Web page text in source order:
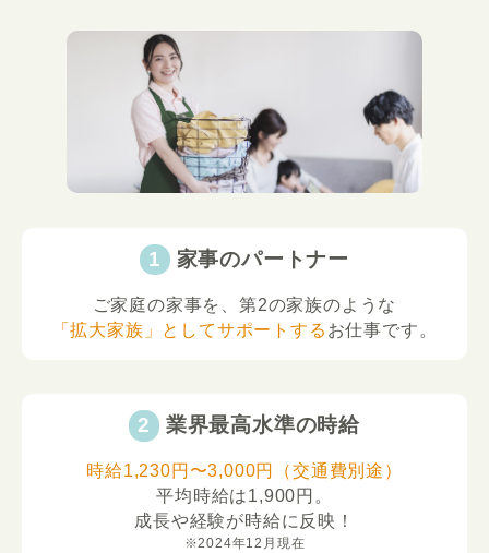
家事のパートナー
ご家庭の家事を、第2の家族のような
「拡大家族」としてサポートする お仕事です。
業界最高水準の時給
時給1,230円〜3,000円（交通費別途）
平均時給は1,900円。
成長や経験が時給に反映！
※2024年12月現在